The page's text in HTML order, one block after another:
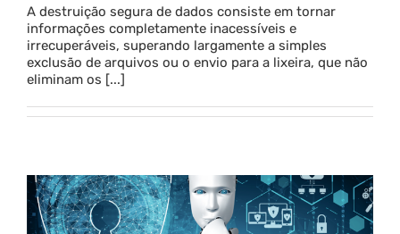
A destruição segura de dados consiste em tornar
informações completamente inacessíveis e
irrecuperáveis, superando largamente a simples
exclusão de arquivos ou o envio para a lixeira, que não
eliminam os [...]